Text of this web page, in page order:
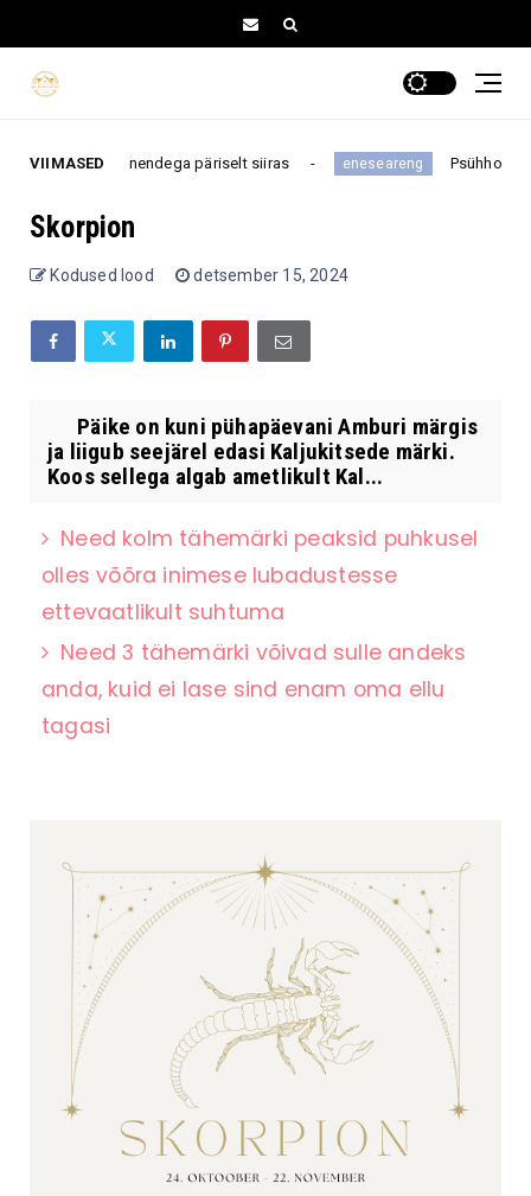
VIIMASED
keegi ei ole nendega päriselt siiras eneseareng Psühholoog
Skorpion
Kodused lood detsember 15, 2024
Päike on kuni pühapäevani Amburi märgis
ja liigub seejärel edasi Kaljukitsede märki.
Koos sellega algab ametlikult Kal...
Need kolm tähemärki peaksid puhkusel
olles võõra inimese lubadustesse
ettevaatlikult suhtuma
Need 3 tähemärki võivad sulle andeks
anda, kuid ei lase sind enam oma ellu
tagasi